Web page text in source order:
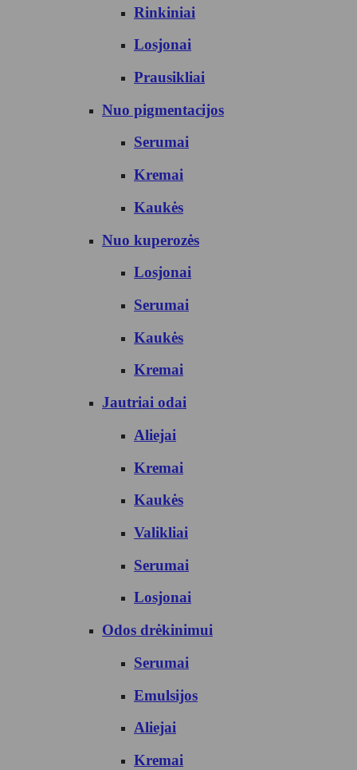
Rinkiniai
Losjonai
Prausikliai
Nuo pigmentacijos
Serumai
Kremai
Kaukės
Nuo kuperozės
Losjonai
Serumai
Kaukės
Kremai
Jautriai odai
Aliejai
Kremai
Kaukės
Valikliai
Serumai
Losjonai
Odos drėkinimui
Serumai
Emulsijos
Aliejai
Kremai